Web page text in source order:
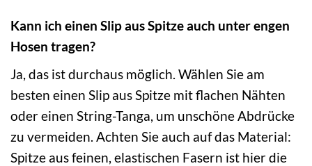
Kann ich einen Slip aus Spitze auch unter engen
Hosen tragen?
Ja, das ist durchaus möglich. Wählen Sie am
besten einen Slip aus Spitze mit flachen Nähten
oder einen String-Tanga, um unschöne Abdrücke
zu vermeiden. Achten Sie auch auf das Material:
Spitze aus feinen, elastischen Fasern ist hier die